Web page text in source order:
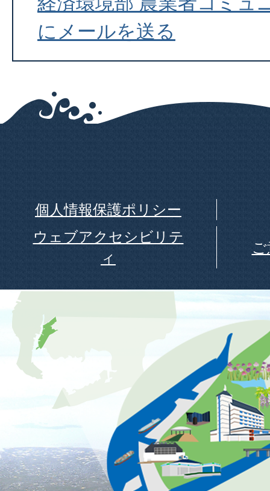
にメールを送る
個人情報保護ポリシー
ウェブアクセシビリテ
ィ